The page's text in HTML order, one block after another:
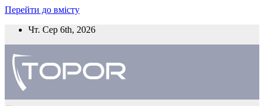
Перейти до вмісту
Чт. Сер 6th, 2026